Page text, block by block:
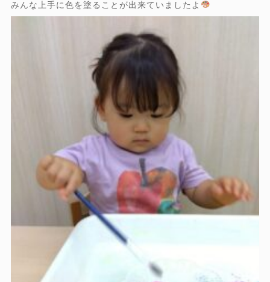
みんな上手に色を塗ることが出来ていましたよ